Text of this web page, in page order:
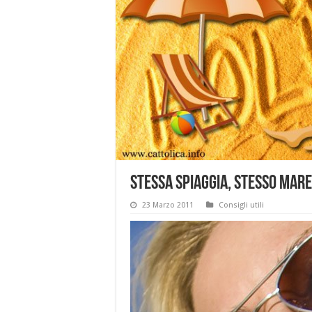
Stessa spiaggia, stesso
23 Marzo 2011 Consigli utili